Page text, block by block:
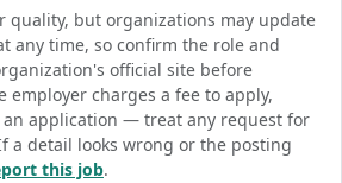
quality, but organizations may update
any time, so confirm the role and
official site before
employer charges a fee to apply,
an application — treat any request for
a detail looks wrong or the posting
this job.